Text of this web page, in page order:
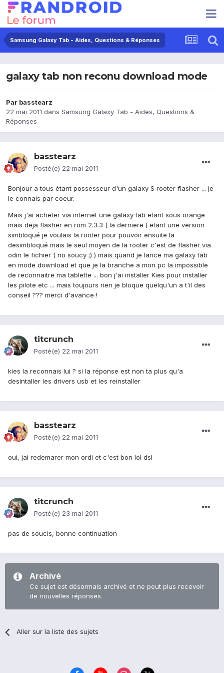
Samsung Galaxy Tab - Aides, Questions & Réponses
galaxy tab non reconu download mode
Par basstearz
22 mai 2011 dans Samsung Galaxy Tab - Aides, Questions &
Réponses
basstearz
Posté(e) 22 mai 2011
Bonjour a tous étant possesseur d'un galaxy S rooter flasher ... je
le connais par coeur.
Mais j'ai acheter via internet une galaxy tab etant sous orange
mais deja flasher en rom 2.3.3 ( la derniere ) etant une version
simbloqué je voulais la rooter pour pouvoir ensuite la
desimbloqué mais le seul moyen de la rooter c'est de flasher via
odin le fichier ( no soucy ;) ) mais quand je lance ma galaxy tab
en mode download et que je la branche a mon pc la impossible
de reconnaitre ma tablette ... bon j'ai installer Kies pour installer
les pilote etc ... mais toujours rien je bloque quelqu'un a t'il des
conseil ??? merci d'avance !
titcrunch
Posté(e) 22 mai 2011
kies la reconnais lui ? si la réponse est non ta plus qu'a
desintaller les drivers usb et les reinstaller
basstearz
Posté(e) 22 mai 2011
oui, jai redemarer mon ordi et c'est bon lol dsl
titcrunch
Posté(e) 23 mai 2011
pas de soucis, bonne continuation
Archivé
Ce sujet est désormais archivé et ne peut plus recevoir
de nouvelles réponses.
Aller sur la liste des sujets